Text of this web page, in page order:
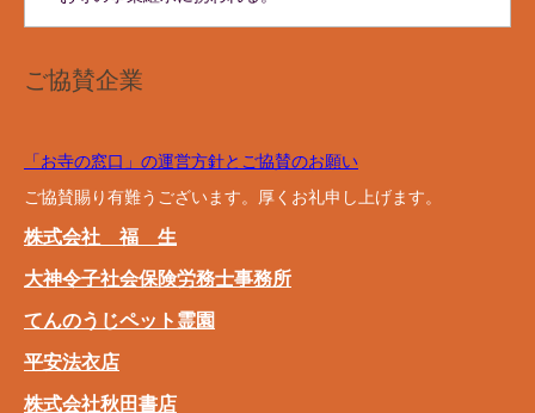
ご協賛企業
「お寺の窓口」の運営方針とご協賛のお願い
ご協賛賜り有難うございます。厚くお礼申し上げます。
株式会社 福 生
大神令子社会保険労務士事務所
てんのうじペット霊園
平安法衣店
株式会社秋田書店